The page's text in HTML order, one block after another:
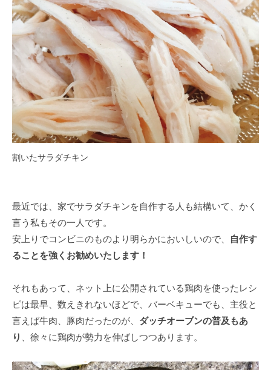
割いたサラダチキン
最近では、家でサラダチキンを自作する人も結構いて、かく
言う私もその一人です。
安上りでコンビニのものより明らかにおいしいので、
自作す
ることを強くお勧めいたします！
それもあって、ネット上に公開されている鶏肉を使ったレシ
ピは最早、数えきれないほどで、バーベキューでも、主役と
言えば牛肉、豚肉だったのが、 ダッチオーブンの普及もあ
り
、徐々に鶏肉が勢力を伸ばしつつあります。